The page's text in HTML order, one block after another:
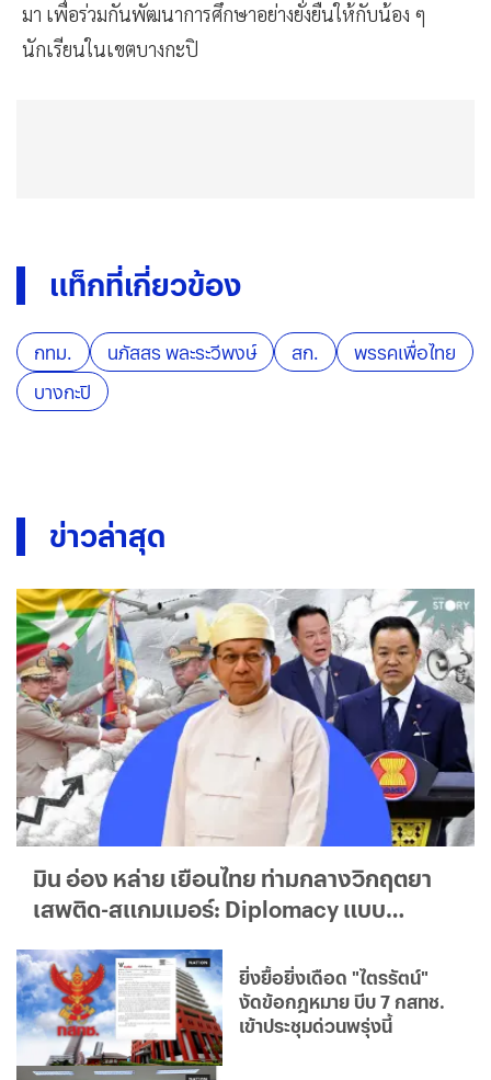
มา เพื่อร่วมกันพัฒนาการศึกษาอย่างยั่งยืนให้กับน้อง ๆ
นักเรียนในเขตบางกะปิ
แท็กที่เกี่ยวข้อง
กทม. นภัสสร พละระวีพงษ์ สก.
พรรคเพื่อไทย
บางกะปิ
ข่าวล่าสุด
มิน อ่อง หล่าย เยือนไทย ท่ามกลางวิกฤตยา
เสพติด-สแกมเมอร์: Diplomacy แบบ
ยิ่งยื้อยิ่งเดือด "ไตรรัตน์"
งัดข้อกฎหมาย บีบ 7 กสทช.
เข้าประชุมด่วนพรุ่งนี้